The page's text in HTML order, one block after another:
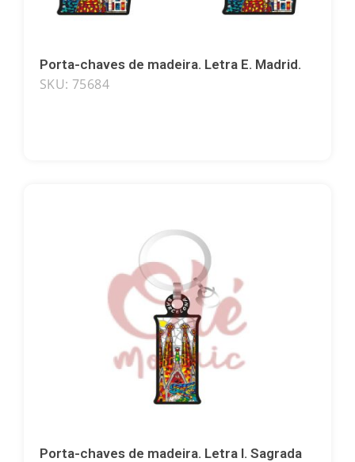
Porta-chaves de madeira. Letra E. Madrid.
SKU: 75684
Porta-chaves de madeira. Letra I. Sagrada